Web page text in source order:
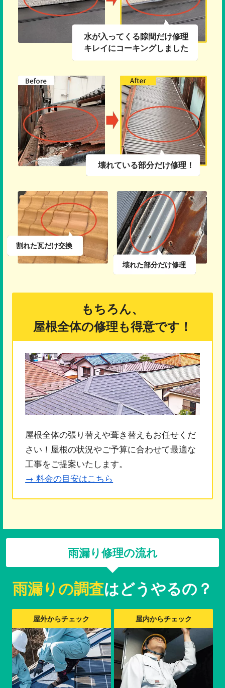
水が入ってくる隙間だけ修理
キレイにコーキングしました
壊れている部分だけ修理！
割れた瓦だけ交換
壊れた部分だけ修理
もちろん、
屋根全体の修理も得意です！
屋根全体の張り替えや葺き替えもお任せくだ
さい！屋根の状況やご予算に合わせて最適な
工事をご提案いたします。
→ 料金の目安はこちら
雨漏り修理の流れ
雨漏りの調査はどうやるの？
屋外からチェック 屋内からチェック